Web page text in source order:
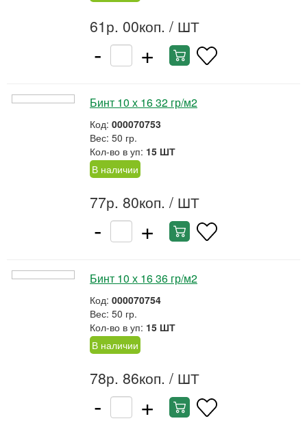
61р. 00коп. / ШТ
- +
Бинт 10 х 16 32 гр/м2
Код: 000070753
Вес: 50 гр.
Кол-во в уп: 15 ШТ
В наличии
77р. 80коп. / ШТ
- +
Бинт 10 х 16 36 гр/м2
Код: 000070754
Вес: 50 гр.
Кол-во в уп: 15 ШТ
В наличии
78р. 86коп. / ШТ
- +